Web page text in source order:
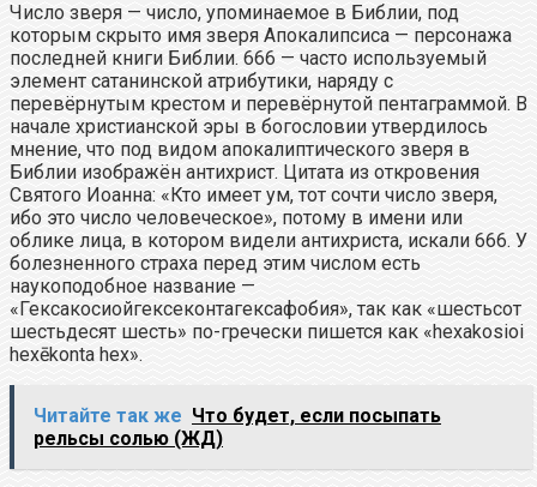
Число зверя — число, упоминаемое в Библии, под
которым скрыто имя зверя Апокалипсиса — персонажа
последней книги Библии. 666 — часто используемый
элемент сатанинской атрибутики, наряду с
перевёрнутым крестом и перевёрнутой пентаграммой. В
начале христианской эры в богословии утвердилось
мнение, что под видом апокалиптического зверя в
Библии изображён антихрист. Цитата из откровения
Святого Иоанна: «Кто имеет ум, тот сочти число зверя,
ибо это число человеческое», потому в имени или
облике лица, в котором видели антихриста, искали 666. У
болезненного страха перед этим числом есть
наукоподобное название —
«Гексакосиойгексеконтагексафобия», так как «шестьсот
шестьдесят шесть» по-гречески пишется как «hexakosioi
hexēkonta hex».
Читайте так же Что будет, если посыпать
рельсы солью (ЖД)